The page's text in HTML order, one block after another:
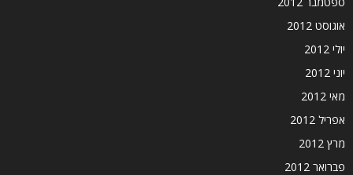
אוגוסט 2012
יולי 2012
יוני 2012
מאי 2012
אפריל 2012
מרץ 2012
פברואר 2012